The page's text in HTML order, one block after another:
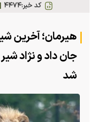
کد خبر:۴۴۷۴
هیرمان؛ آخرین
جان داد و نژاد
شد